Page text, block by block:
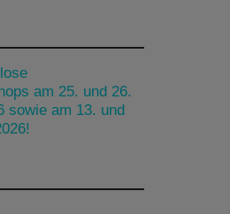
am 25. und 26.
sowie am 13. und